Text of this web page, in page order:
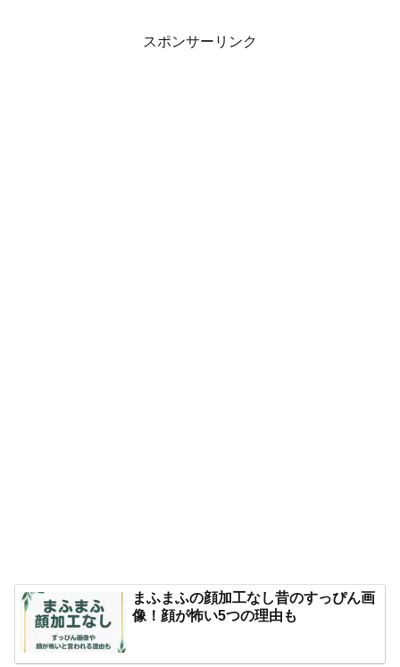
スポンサーリンク
まふまふの顔加工なし昔のすっぴん画
像！顔が怖い5つの理由も